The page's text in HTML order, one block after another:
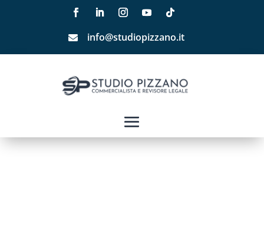
 info@studiopizzano.it